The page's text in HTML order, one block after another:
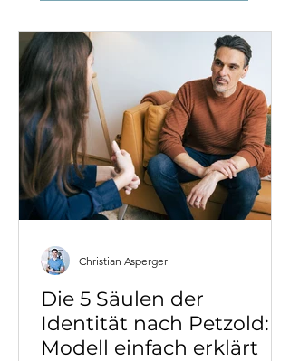
Die 5 Säulen der
Identität nach Petzold:
Modell einfach erklärt
Christian Asperger